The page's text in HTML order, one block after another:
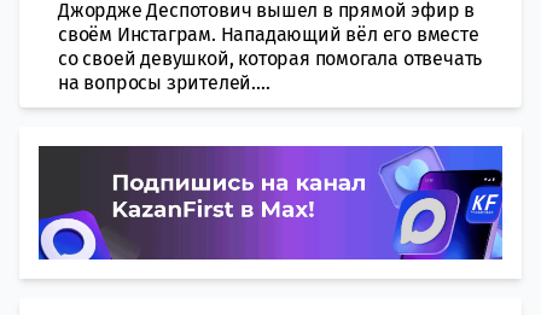
Джордже Деспотович вышел в прямой эфир в
своём Инстаграм. Нападающий вёл его вместе
со своей девушкой, которая помогала отвечать
на вопросы зрителей....